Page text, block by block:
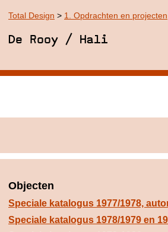
Total Design > 1. Opdrachten en projecten
De Rooy / Hali
Objecten
Speciale katalogus 1977/1978,
Speciale katalogus 1978/1979 en